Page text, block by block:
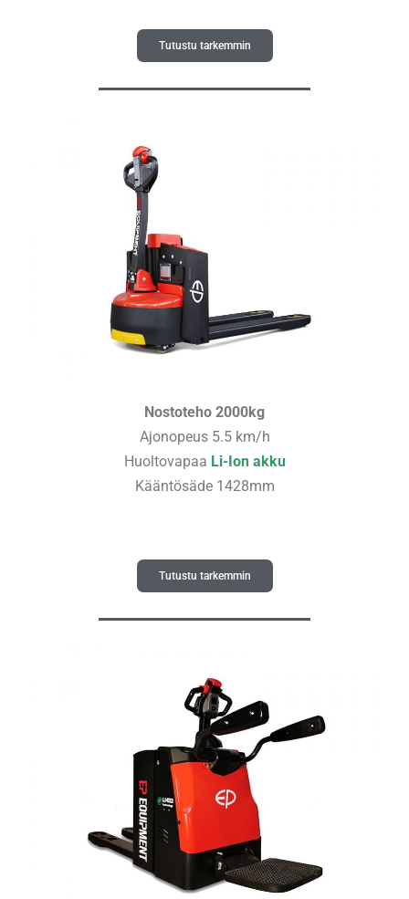
Tutustu tarkemmin
Nostoteho 2000kg
Ajonopeus 5.5 km/h
Huoltovapaa Li-Ion akku
Kääntösäde 1428mm
Tutustu tarkemmin